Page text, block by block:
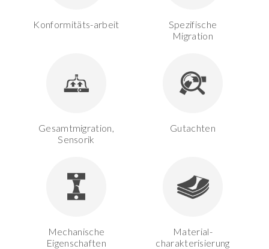
Konformitäts-arbeit
Spezifische
Migration
Gesamtmigration,
Sensorik
Gutachten
Mechanische
Eigenschaften
Material-
charakterisierung